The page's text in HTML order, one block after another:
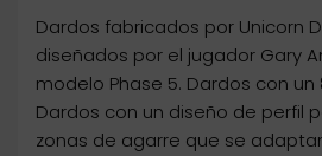
Dardos fabricados por Unicorn
diseñados por el jugador Gary
modelo Phase 5. Dardos con un
Dardos con un diseño de perfil
zonas de agarre que se